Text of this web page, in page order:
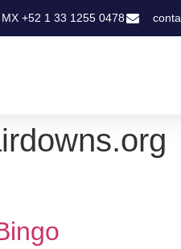
MX+52 1 33 1255 0478